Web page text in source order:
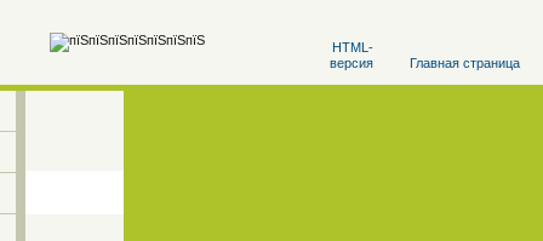
HTML-
версия
Главная страница